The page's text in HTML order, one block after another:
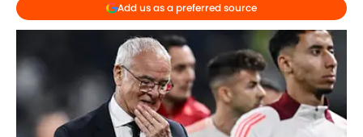
Add us as a preferred source